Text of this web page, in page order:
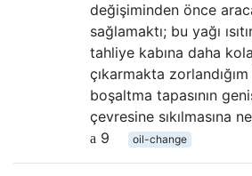
değişiminden önce
sağlamaktı; bu yağı
tahliye kabına daha
çıkarmakta zorlandığım
boşaltma tapasının
çevresine sıkılmasına
9
oil-change